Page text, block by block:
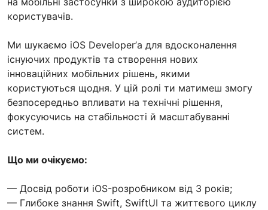
користувачів.
Ми шукаємо iOS Developer’а для вдосконалення
існуючих продуктів та створення нових
інноваційних мобільних рішень, якими
користуються щодня. У цій ролі ти матимеш змогу
безпосередньо впливати на технічні рішення,
фокусуючись на стабільності й масштабуванні
систем.
Що ми очікуємо:
— Досвід роботи iOS-розробником від 3 років;
— Глибоке знання Swift, SwiftUI та життєвого циклу